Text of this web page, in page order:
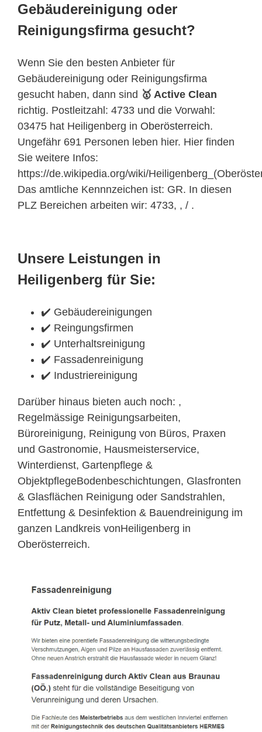
Gebäudereinigung oder
Reinigungsfirma gesucht?
Wenn Sie den besten Anbieter für
Gebäudereinigung oder Reinigungsfirma
gesucht haben, dann sind 🥇 Active Clean
richtig. Postleitzahl: 4733 und die Vorwahl:
03475 hat Heiligenberg in Oberösterreich.
Ungefähr 691 Personen leben hier. Hier finden
Sie weitere Infos:
https://de.wikipedia.org/wiki/
Das amtliche Kennnzeichen ist: GR. In diesen
PLZ Bereichen arbeiten wir: 4733, , / .
Unsere Leistungen in
Heiligenberg für Sie:
✔️ Gebäudereinigungen
✔️ Reingungsfirmen
✔️ Unterhaltsreinigung
✔️ Fassadenreinigung
✔️ Industriereinigung
Darüber hinaus bieten auch noch: ,
Regelmässige Reinigungsarbeiten,
Büroreinigung, Reinigung von Büros, Praxen
und Gastronomie, Hausmeisterservice,
Winterdienst, Gartenpflege &
ObjektpflegeBodenbeschichtungen, Glasfronten
& Glasflächen Reinigung oder Sandstrahlen,
Entfettung & Desinfektion & Bauendreinigung im
ganzen Landkreis vonHeiligenberg in
Oberösterreich.